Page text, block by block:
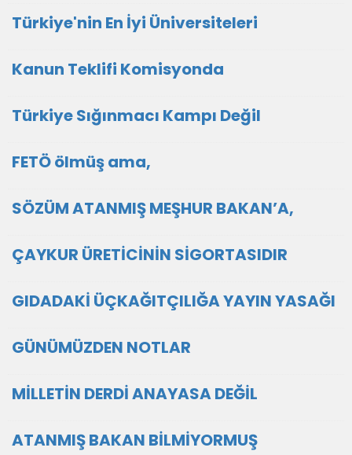
Türkiye'nin En İyi Üniversiteleri
Kanun Teklifi Komisyonda
Türkiye Sığınmacı Kampı Değil
FETÖ ölmüş ama,
SÖZÜM ATANMIŞ MEŞHUR BAKAN’A,
ÇAYKUR ÜRETİCİNİN SİGORTASIDIR
GIDADAKİ ÜÇKAĞITÇILIĞA YAYIN YASAĞI
GÜNÜMÜZDEN NOTLAR
MİLLETİN DERDİ ANAYASA DEĞİL
ATANMIŞ BAKAN BİLMİYORMUŞ